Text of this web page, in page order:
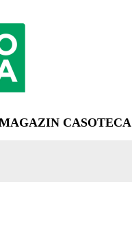
CASOTECA